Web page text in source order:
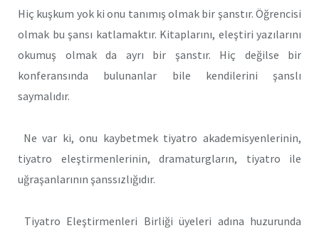
Hiç kuşkum yok ki onu tanımış olmak bir şanstır. Öğrencisi
olmak bu şansı katlamaktır. Kitaplarını, eleştiri yazılarını
okumuş olmak da ayrı bir şanstır. Hiç değilse bir
konferansında bulunanlar bile kendilerini şanslı
saymalıdır.
Ne var ki, onu kaybetmek tiyatro akademisyenlerinin,
tiyatro eleştirmenlerinin, dramaturgların, tiyatro ile
uğraşanlarının şanssızlığıdır.
Tiyatro Eleştirmenleri Birliği üyeleri adına huzurunda